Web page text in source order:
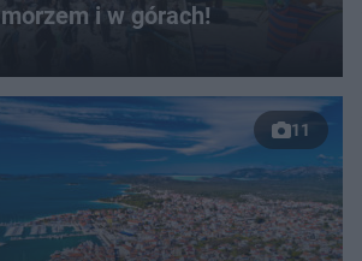
morzem i w górach!
11